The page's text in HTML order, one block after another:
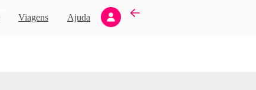
Viagens Ajuda